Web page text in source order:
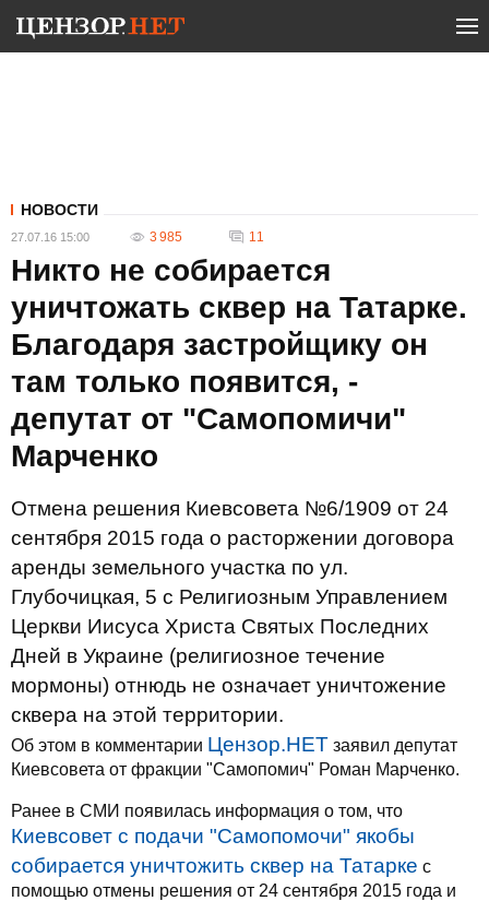
НОВОСТИ
27.07.16 15:00 3 985 11
Никто не собирается
уничтожать сквер на Татарке.
Благодаря застройщику он
там только появится, -
депутат от "Самопомичи"
Марченко
Отмена решения Киевсовета №6/1909 от 24
сентября 2015 года о расторжении договора
аренды земельного участка по ул.
Глубочицкая, 5 с Религиозным Управлением
Церкви Иисуса Христа Святых Последних
Дней в Украине (религиозное течение
мормоны) отнюдь не означает уничтожение
сквера на этой территории.
Об этом в комментарии Цензор.НЕТ заявил депутат
Киевсовета от фракции "Самопомич" Роман Марченко.
Ранее в СМИ появилась информация о том, что
Киевсовет с подачи "Самопомочи" якобы
собирается уничтожить сквер на Татарке с
помощью отмены решения от 24 сентября 2015 года и